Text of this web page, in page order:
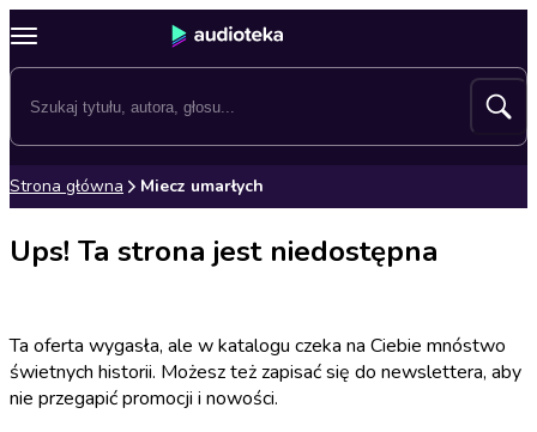
Strona główna Miecz umarłych
Ups! Ta strona jest niedostępna
Ta oferta wygasła, ale w katalogu czeka na Ciebie mnóstwo
świetnych historii. Możesz też zapisać się do newslettera, aby
nie przegapić promocji i nowości.